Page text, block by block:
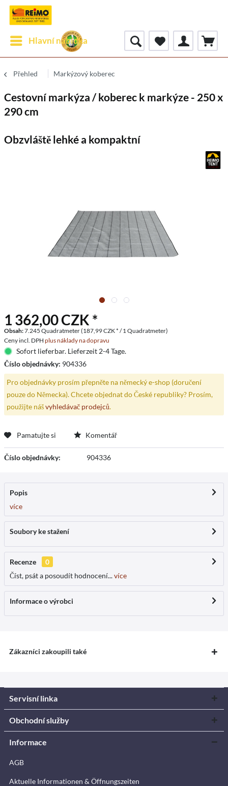
Hlavní nabídka
Přehled Markýzový koberec
Cestovní markýza / koberec k markýze - 250 x
290 cm
Obzvláště lehké a kompaktní
1 362,00 CZK *
Obsah:7.245 Quadratmeter (187,99 CZK * / 1 Quadratmeter)
Ceny incl. DPH plus náklady na dopravu
Sofort lieferbar. Lieferzeit 2-4 Tage.
Číslo objednávky: 904336
Pro objednávky prosím přepněte na německý e-shop (doručení
pouze do Německa). Chcete objednat do České republiky? Prosím,
použijte nášvyhledávač prodejců.
Pamatujte si Komentář
Číslo objednávky: 904336
Popis
více
Soubory ke stažení
Recenze
0
Číst, psát a posoudít hodnocení...více
Informace o výrobci
Zákazníci zakoupili také
Servisní linka
Obchodní služby
Informace
AGB
Aktuelle Informationen & Öffnungszeiten